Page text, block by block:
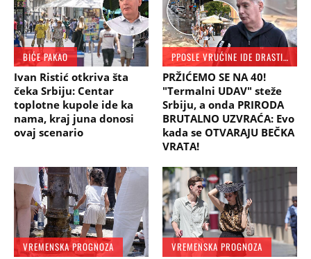
BIĆE PAKAO
Ivan Ristić otkriva šta
čeka Srbiju: Centar
toplotne kupole ide ka
nama, kraj juna donosi
ovaj scenario
PPOSLE VRUĆINE IDE DRASTIČAN PAD TEMPERATURE
PRŽIĆEMO SE NA 40!
"Termalni UDAV" steže
Srbiju, a onda PRIRODA
BRUTALNO UZVRAĆA: Evo
kada se OTVARAJU BEČKA
VRATA!
VREMENSKA PROGNOZA
VREMENSKA PROGNOZA